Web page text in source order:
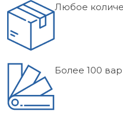
Любое
Более 100